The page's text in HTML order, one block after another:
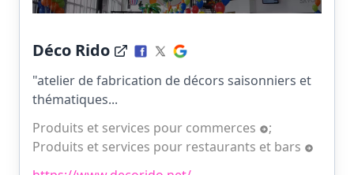
Déco Rido
"atelier de fabrication de décors saisonniers et
thématiques...
Produits et services pour commerces
;
Produits et services pour restaurants et bars